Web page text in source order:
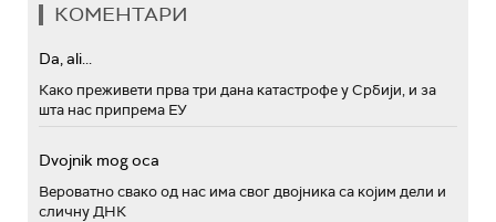
КОМЕНТАРИ
Da, ali...
Како преживети прва три дана катастрофе у Србији, и за
шта нас припрема ЕУ
Dvojnik mog oca
Вероватно свако од нас има свог двојника са којим дели и
сличну ДНК